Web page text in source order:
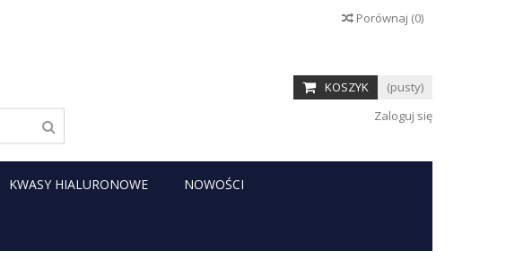
Porównaj (0)
KOSZYK
(pusty)
Zaloguj się
KWASY HIALURONOWE NOWOŚCI